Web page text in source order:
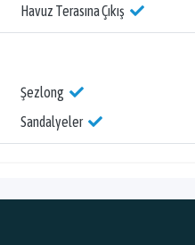
Havuz Terasına Çıkış
Şezlong
Sandalyeler